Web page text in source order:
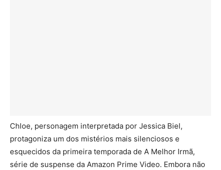
Chloe, personagem interpretada por Jessica Biel,
protagoniza um dos mistérios mais silenciosos e
esquecidos da primeira temporada de A Melhor Irmã,
série de suspense da Amazon Prime Video. Embora não